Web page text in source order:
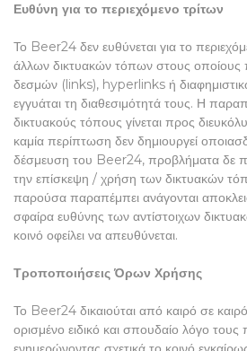
Ευθύνη για το περιεχόμενο τρίτων
Το Beer24 δεν ευθύνεται για το
άλλων δικτυακών τόπων στους
δεσμών (links), hyperlinks ή
εγγυάται τη διαθεσιμότητά τους. Η
δικτυακούς τόπους γίνεται προς
καμία περίπτωση δεν δημιουργεί
δέσμευση του Beer24, προβλήματα δε
την επίσκεψη / χρήση των δικτυακών
παρούσα παραπέμπει ανάγονται
σφαίρα ευθύνης των αντίστοιχων
κοινό οφείλει να απευθύνεται.
Τροποποιήσεις Όρων Χρήσης
Το Beer24 δικαιούται από καιρό σε
ορισμένο ειδικό και σπουδαίο λόγο